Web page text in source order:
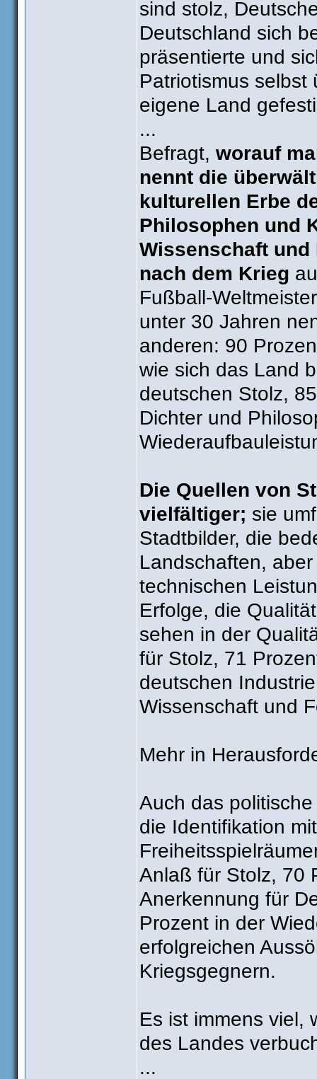
sind stolz,
Deutschland sich
präsentierte und
Patriotismus
eigene Land
...
Befragt, worauf
nennt die
kulturellen Erbe
Philosophen und
Wissenschaft
nach dem Krieg
Fußball-
unter 30 Jahren
anderen: 90
wie sich das Land
deutschen Stolz,
Dichter und
Die Quellen von
vielfältiger; sie
Stadtbilder, die
Landschaften,
technischen
Erfolge, die
sehen in der
für Stolz, 71
deutschen
Wissenschaft und
Mehr in
Auch das
die Identifikation
Anlaß für Stolz, 70
Anerkennung für
Prozent in der
erfolgreichen
Kriegsgegnern.
Es ist immens viel,
des Landes
...